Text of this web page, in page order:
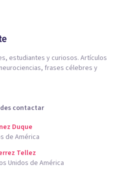
estudiantes y curiosos. Artículos
frases célebres y
contactar
Duque
de América
Tellez
Unidos de América